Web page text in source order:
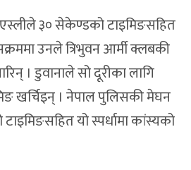
३० सेकेण्डको टाइमिङसहित
उनले त्रिभुवन आर्मी क्लबकी
। डुवानाले सो दूरीका लागि
खर्चिइन् । नेपाल पुलिसकी मेघन
यो स्पर्धामा कांस्यको